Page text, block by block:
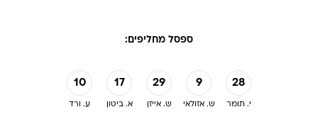
ספסל מחליפים:
10
ע. ורד
17
א. ביטון
29
ש. אייזן
9
ש. אזולאי
28
י. תומר